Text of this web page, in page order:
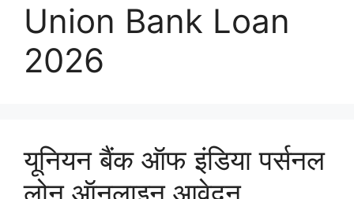
Union Bank Loan
2026
यूनियन बैंक ऑफ इंडिया पर्सनल